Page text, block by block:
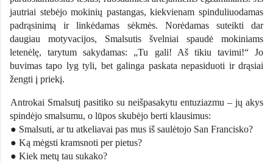
jautriai stebėjo mokinių pastangas, kiekvienam spinduliuodamas
padrąsinimą ir linkėdamas sėkmės. Norėdamas suteikti dar
daugiau motyvacijos, Smalsutis švelniai spaudė mokiniams
letenėlę, tarytum sakydamas: „Tu gali! Aš tikiu tavimi!“ Jo
buvimas tapo lyg tyli, bet galinga paskata nepasiduoti ir drąsiai
žengti į priekį.
Antrokai Smalsutį pasitiko su neišpasakytu entuziazmu – jų akys
spindėjo smalsumu, o lūpos skubėjo berti klausimus:
● Smalsuti, ar tu atkeliavai pas mus iš saulėtojo San Francisko?
● Ką mėgsti kramsnoti per pietus?
● Kiek metų tau sukako?